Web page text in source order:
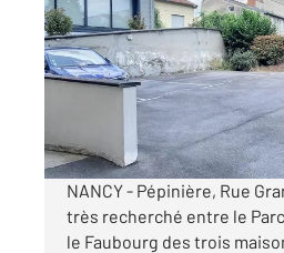
Ref : 121638
Parking à louer
70 €
par mois charges comprises
NANCY - Pépinière, Rue
très recherché entre le
le Faubourg des trois